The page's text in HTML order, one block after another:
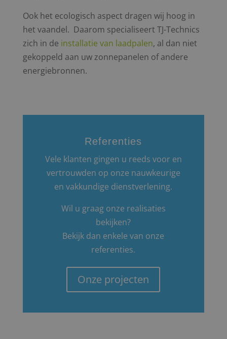
Ook het ecologisch aspect dragen wij hoog in
het vaandel. Daarom specialiseert TJ-Technics
zich in de installatie van laadpalen, al dan niet
gekoppeld aan uw zonnepanelen of andere
energiebronnen.
Referenties
Vele klanten gingen u reeds voor en
vertrouwden op onze nauwkeurige
en vakkundige dienstverlening.
Wil u graag onze realisaties
bekijken?
Bekijk dan enkele van onze
referenties.
Onze projecten